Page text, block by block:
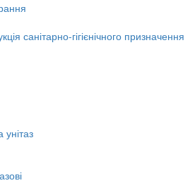
санітарно-гігієнічного призначення
унітаз